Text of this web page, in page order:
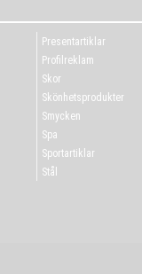
Presentartiklar
Profilreklam
Skor
Skönhetsprodukter
Smycken
Spa
Sportartiklar
Stål